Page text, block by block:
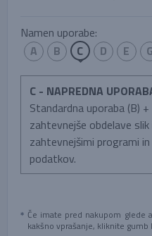
Namen uporabe:
A
B C D E G
C - NAPREDNA
Standardna uporaba (B)
zahtevnejše obdelave
zahtevnejšimi programi
podatkov.
Če imate pred nakupom glede
kakšno vprašanje, kliknite gumb